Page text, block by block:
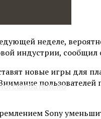
неделе,
индустрии,
новые игры для
пользователей
Sony